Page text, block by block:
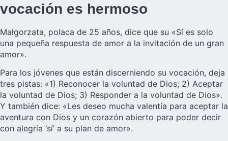
vocación es hermoso
Małgorzata, polaca de 25 años, dice que su «Sí es solo
una pequeña respuesta de amor a la invitación de un gran
amor».
Para los jóvenes que están discerniendo su vocación, deja
tres pistas: «1) Reconocer la voluntad de Dios; 2) Aceptar
la voluntad de Dios; 3) Responder a la voluntad de Dios».
Y también dice: «Les deseo mucha valentía para aceptar la
aventura con Dios y un corazón abierto para poder decir
con alegría ‘sí’ a su plan de amor».